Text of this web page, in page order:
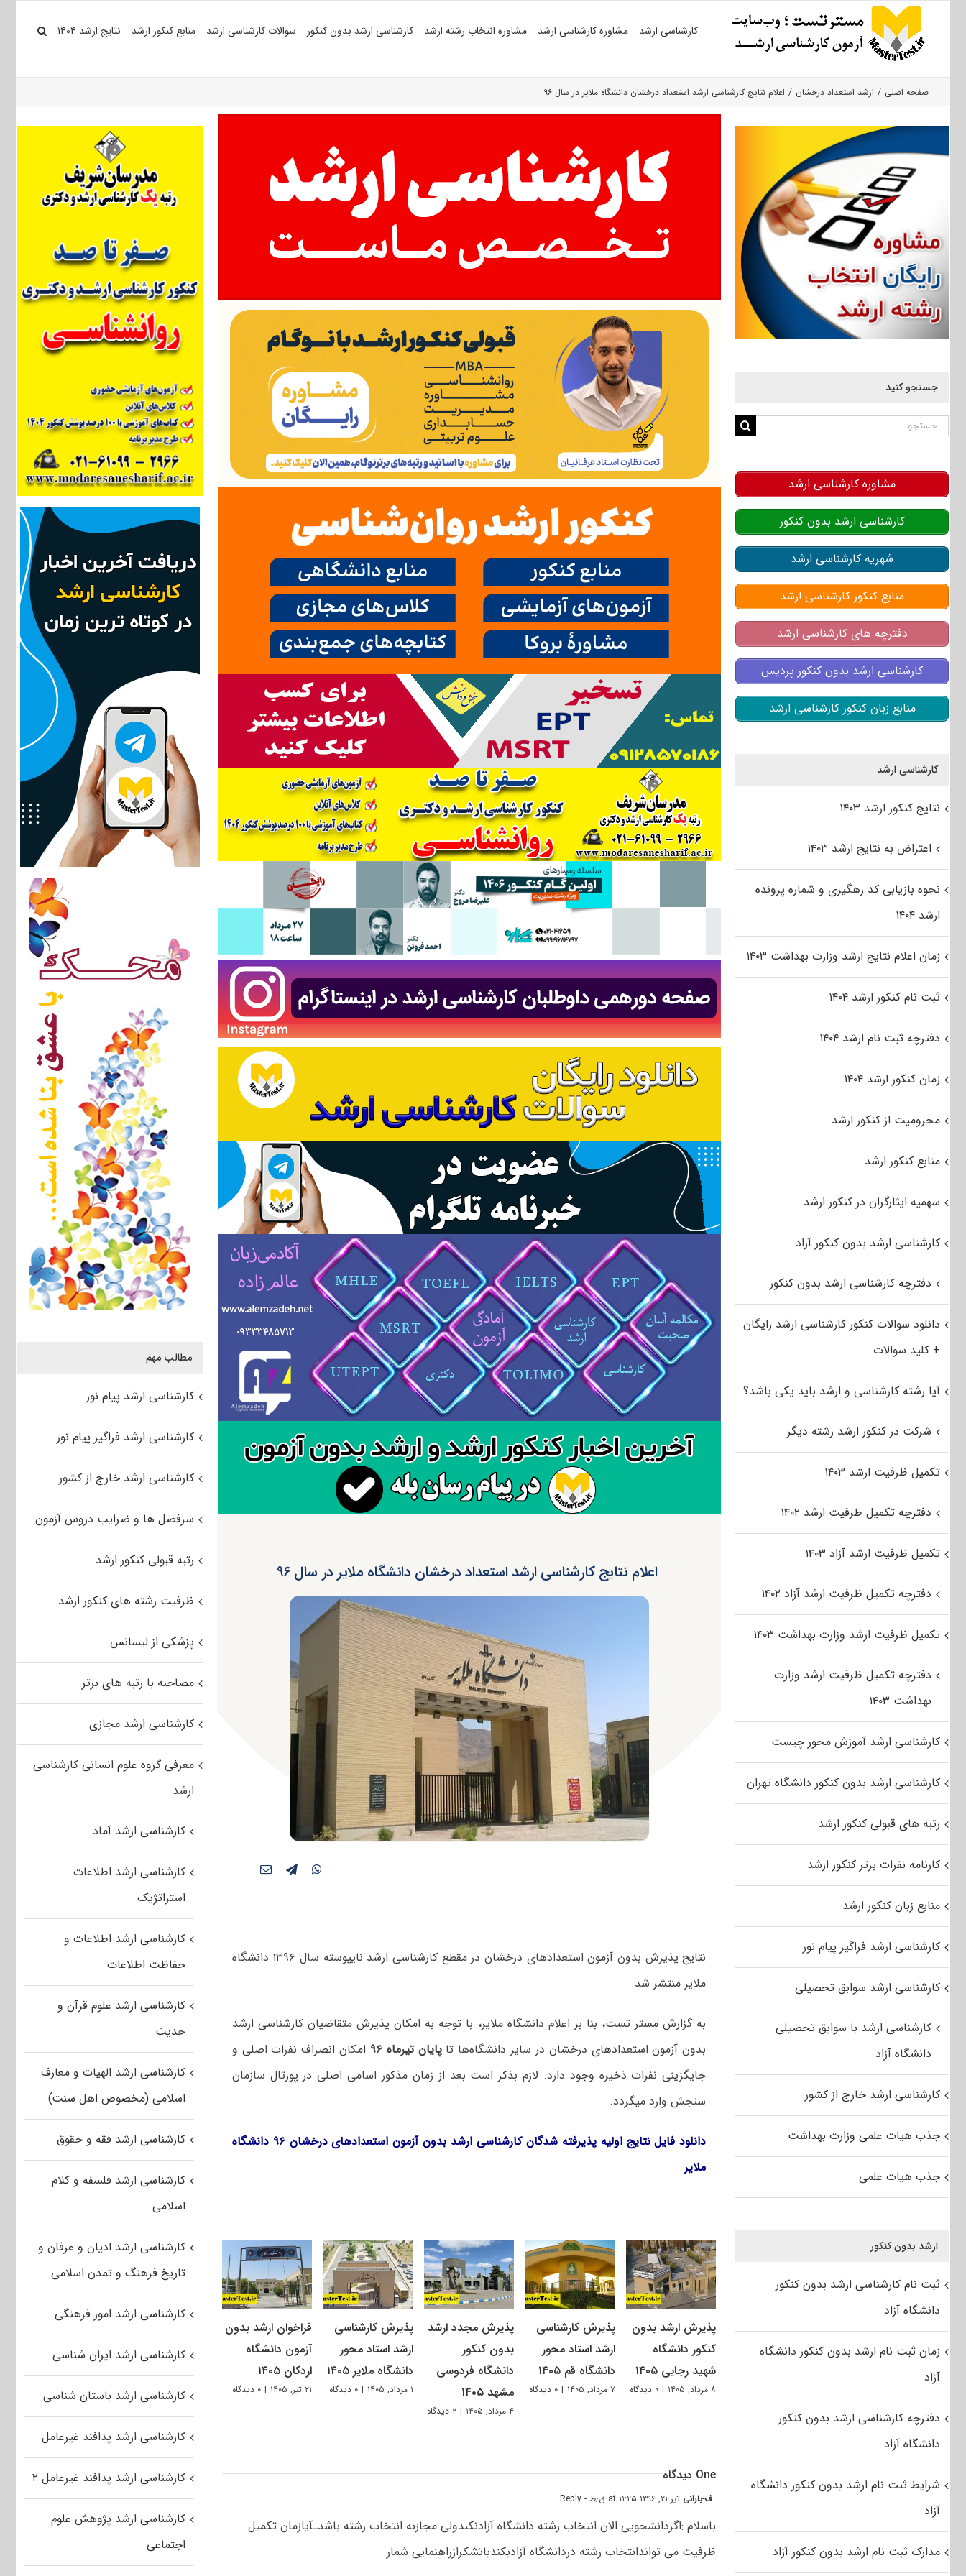
کارشناسی ارشد مشاوره کارشناسی ارشد مشاوره انتخاب رشته ارشد کارشناسی ارشد بدون کنکور سوالات کارشناسی ارشد منابع کنکور ارشد نتایج ارشد ۱۴۰۴
صفحه اصلی ارشد استعداد درخشان اعلام نتایج کارشناسی ارشد استعداد درخشان دانشگاه ملایر در سال ۹۶
اعلام نتایج کارشناسی ارشد استعداد درخشان دانشگاه ملایر در سال ۹۶
نتایج پذیرش بدون آزمون استعدادهای درخشان در مقطع کارشناسی ارشد نایپوسته سال ۱۳۹۶ دانشگاه
ملایر منتشر شد.
به گزارش مستر تست، بنا بر اعلام دانشگاه ملایر، با توجه به امکان پذیرش متقاضیان کارشناسی ارشد
بدون آزمون استعدادهای درخشان در سایر دانشگاه‌ها تاپایان تیرماه ۹۶
امکان انصراف نفرات اصلی و
جایگزینی نفرات ذخیره وجود دارد. لازم بذکر است بعد از زمان مذکور اسامی اصلی در پورتال سازمان
سنجش وارد می­گردد.
دانلود فایل نتایج اولیه پذیرفته شدگان کارشناسی ارشد بدون آزمون استعدادهای درخشان ۹۶ دانشگاه
ملایر
پذیرش ارشد بدون
کنکور دانشگاه
شهید رجایی ۱۴۰۵
۸ مرداد, ۱۴۰۵ | ۰ دیدگاه
پذیرش کارشناسی
ارشد استاد محور
دانشگاه قم ۱۴۰۵
۷ مرداد, ۱۴۰۵ | ۰ دیدگاه
پذیرش مجدد ارشد
بدون کنکور
دانشگاه فردوسی
مشهد ۱۴۰۵
۴ مرداد, ۱۴۰۵ | ۲ دیدگاه
پذیرش کارشناسی
ارشد استاد محور
دانشگاه ملایر ۱۴۰۵
۱ مرداد, ۱۴۰۵ | ۰ دیدگاه
فراخوان ارشد بدون
آزمون دانشگاه
اردکان ۱۴۰۵
۲۱ تیر, ۱۴۰۵ | ۰ دیدگاه
One دیدگاه
ف-بارانی تیر ۲۱, ۱۳۹۶ at ۱۱:۲۵ ق٫ظ - Reply
باسلام :اگردانشجویی الان انتخاب رشته دانشگاه آزادنکندولی مجازبه انتخاب رشته باشدـآیازمان تکمیل
ظرفیت می تواندانتخاب رشته دردانشگاه آزادبکندباتشکرازراهنمایی شمار
مطالب مهم
کارشناسی ارشد پیام نور
کارشناسی ارشد فراگیر پیام نور
کارشناسی ارشد خارج از کشور
سرفصل ها و ضرایب دروس آزمون
رتبه قبولی کنکور ارشد
ظرفیت رشته های کنکور ارشد
پزشکی از لیسانس
مصاحبه با رتبه های برتر
کارشناسی ارشد مجازی
معرفی گروه علوم انسانی کارشناسی
ارشد
کارشناسی ارشد آماد
کارشناسی ارشد اطلاعات
استراتژیک
کارشناسی ارشد اطلاعات و
حفاظت اطلاعات
کارشناسی ارشد علوم قرآن و
حدیث
کارشناسی ارشد الهیات و معارف
اسلامی (مخصوص اهل سنت)
کارشناسی ارشد فقه و حقوق
کارشناسی ارشد فلسفه و کلام
اسلامی
کارشناسی ارشد ادیان و عرفان و
تاریخ فرهنگ و تمدن اسلامی
کارشناسی ارشد امور فرهنگی
کارشناسی ارشد ایران شناسی
کارشناسی ارشد باستان شناسی
کارشناسی ارشد پدافند غیرعامل
کارشناسی ارشد پدافند غیرعامل ۲
کارشناسی ارشد پژوهش علوم
اجتماعی
جستجو کنید
جستجو
مشاوره کارشناسی ارشد
کارشناسی ارشد بدون کنکور
شهریه کارشناسی ارشد
منابع کنکور کارشناسی ارشد
دفترچه های کارشناسی ارشد
کارشناسی ارشد بدون کنکور پردیس
منابع زبان کنکور کارشناسی ارشد
کارشناسی ارشد
نتایج کنکور ارشد ۱۴۰۳
اعتراض به نتایج ارشد ۱۴۰۳
نحوه بازیابی کد رهگیری و شماره پرونده
ارشد ۱۴۰۴
زمان اعلام نتایج ارشد وزارت بهداشت ۱۴۰۳
ثبت نام کنکور ارشد ۱۴۰۴
دفترچه ثبت نام ارشد ۱۴۰۴
زمان کنکور ارشد ۱۴۰۴
محرومیت از کنکور ارشد
منابع کنکور ارشد
سهمیه ایثارگران در کنکور ارشد
کارشناسی ارشد بدون کنکور آزاد
دفترچه کارشناسی ارشد بدون کنکور
دانلود سوالات کنکور کارشناسی ارشد رایگان
+ کلید سوالات
آیا رشته کارشناسی و ارشد باید یکی باشد؟
شرکت در کنکور ارشد رشته دیگر
تکمیل ظرفیت ارشد ۱۴۰۳
دفترچه تکمیل ظرفیت ارشد ۱۴۰۲
تکمیل ظرفیت ارشد آزاد ۱۴۰۳
دفترچه تکمیل ظرفیت ارشد آزاد ۱۴۰۲
تکمیل ظرفیت ارشد وزارت بهداشت ۱۴۰۳
دفترچه تکمیل ظرفیت ارشد وزارت
بهداشت ۱۴۰۳
کارشناسی ارشد آموزش محور چیست
کارشناسی ارشد بدون کنکور دانشگاه تهران
رتبه های قبولی کنکور ارشد
کارنامه نفرات برتر کنکور ارشد
منابع زبان کنکور ارشد
کارشناسی ارشد فراگیر پیام نور
کارشناسی ارشد سوابق تحصیلی
کارشناسی ارشد با سوابق تحصیلی
دانشگاه آزاد
کارشناسی ارشد خارج از کشور
جذب هیات علمی وزارت بهداشت
جذب هیات علمی
ارشد بدون کنکور
ثبت نام کارشناسی ارشد بدون کنکور
دانشگاه آزاد
زمان ثبت نام ارشد بدون کنکور دانشگاه
آزاد
دفترچه کارشناسی ارشد بدون کنکور
دانشگاه آزاد
شرایط ثبت نام ارشد بدون کنکور دانشگاه
آزاد
مدارک ثبت نام ارشد بدون کنکور آزاد